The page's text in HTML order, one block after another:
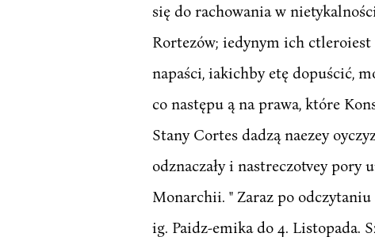
się do rachowania w
Rortezów; iedynym ich
napaści, iakichby etę dopuścić,
co następu ą na prawa, które
Stany Cortes dadzą naezey
odznaczały i nastreczotvey pory
Monarchii. " Zaraz po
ig. Paidz-emika do 4. Listopada.